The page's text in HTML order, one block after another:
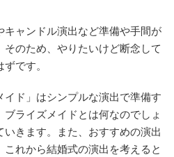
キャンドル演出など準備や手間が
のため、やりたいけど断念して
です。
ド」はシンプルな演出で準備す
ライズメイドとは何なのでしょ
きます。また、おすすめの演出
れから結婚式の演出を考えると